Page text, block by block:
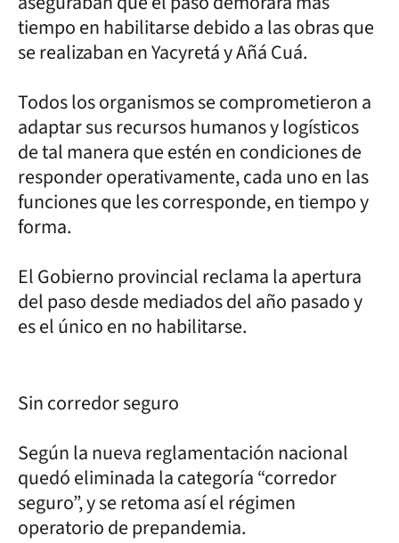
tiempo en habilitarse debido a las obras que
se realizaban en Yacyretá y Añá Cuá.
Todos los organismos se comprometieron a
adaptar sus recursos humanos y logísticos
de tal manera que estén en condiciones de
responder operativamente, cada uno en las
funciones que les corresponde, en tiempo y
forma.
El Gobierno provincial reclama la apertura
del paso desde mediados del año pasado y
es el único en no habilitarse.
Sin corredor seguro
Según la nueva reglamentación nacional
quedó eliminada la categoría “corredor
seguro”, y se retoma así el régimen
operatorio de prepandemia.